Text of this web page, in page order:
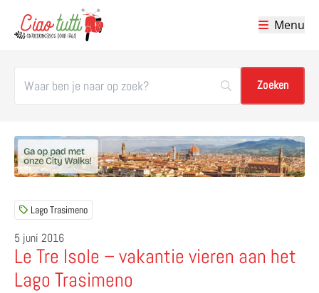
Menu
Lago Trasimeno
5 juni 2016
Le Tre Isole – vakantie vieren aan het
Lago Trasimeno